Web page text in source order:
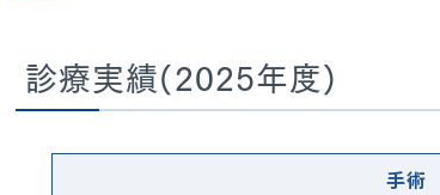
外国人患者様の受入れ
当院の実績について
診療実績(2025年度)
手術